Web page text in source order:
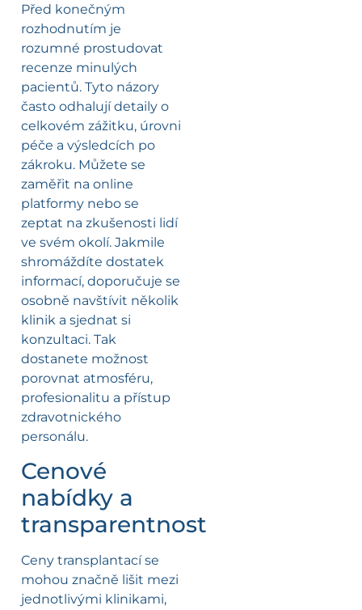
Před konečným
rozhodnutím je
rozumné prostudovat
recenze minulých
pacientů. Tyto názory
často odhalují detaily o
celkovém zážitku, úrovni
péče a výsledcích po
zákroku. Můžete se
zaměřit na online
platformy nebo se
zeptat na zkušenosti lidí
ve svém okolí. Jakmile
shromáždíte dostatek
informací, doporučuje se
osobně navštívit několik
klinik a sjednat si
konzultaci. Tak
dostanete možnost
porovnat atmosféru,
profesionalitu a přístup
zdravotnického
personálu.
Cenové
nabídky a
transparentnost
Ceny transplantací se
mohou značně lišit mezi
jednotlivými klinikami,